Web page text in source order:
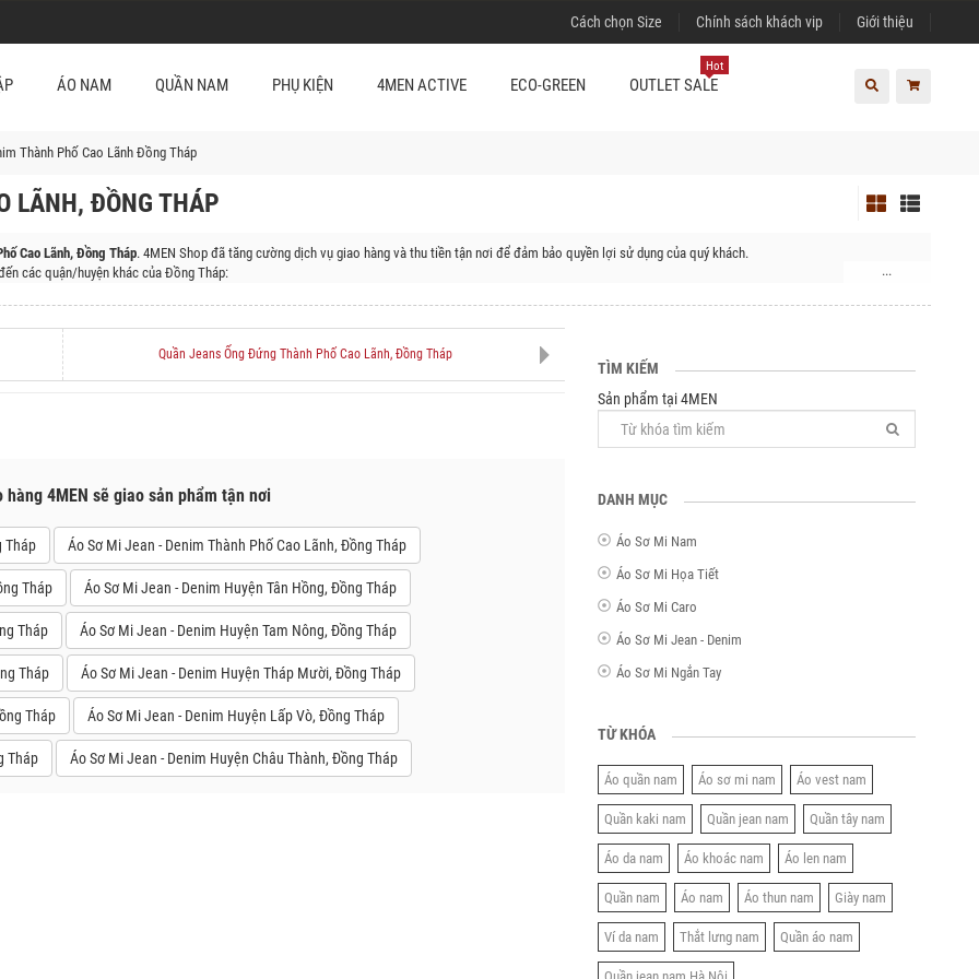
Cách chọn Size Chính sách khách vip Giới thiệu
ÁO NAM QUẦN NAM PHỤ KIỆN 4MEN ACTIVE ECO-GREEN OUTLET SALE
Hot
Thành Phố Cao Lãnh Đồng Tháp
LÃNH, ĐỒNG THÁP
Cao Lãnh, Đồng Tháp. 4MEN Shop đã tăng cường dịch vụ giao hàng và thu tiền tận nơi để đảm bảo quyền lợi sử dụng của quý khách.
các quận/huyện khác của Đồng Tháp:
...
Quần Jeans Ống Đứng Thành Phố Cao Lãnh, Đồng Tháp
hàng 4MEN sẽ giao sản phẩm tận nơi
Tháp Áo Sơ Mi Jean - Denim Thành Phố Cao Lãnh, Đồng Tháp
Tháp Áo Sơ Mi Jean - Denim Huyện Tân Hồng, Đồng Tháp
Tháp Áo Sơ Mi Jean - Denim Huyện Tam Nông, Đồng Tháp
Tháp Áo Sơ Mi Jean - Denim Huyện Tháp Mười, Đồng Tháp
Tháp Áo Sơ Mi Jean - Denim Huyện Lấp Vò, Đồng Tháp
Tháp Áo Sơ Mi Jean - Denim Huyện Châu Thành, Đồng Tháp
TÌM KIẾM
Sản phẩm tại 4MEN
DANH MỤC
Áo Sơ Mi Nam
Áo Sơ Mi Họa Tiết
Áo Sơ Mi Caro
Áo Sơ Mi Jean - Denim
Áo Sơ Mi Ngắn Tay
TỪ KHÓA
Áo quần nam Áo sơ mi nam Áo vest nam
Quần kaki nam Quần jean nam Quần tây nam
Áo da nam Áo khoác nam Áo len nam
Quần nam Áo nam Áo thun nam Giày nam
Ví da nam Thắt lưng nam Quần áo nam